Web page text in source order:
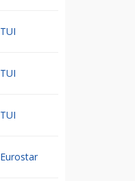
TUI
TUI
TUI
Eurostar